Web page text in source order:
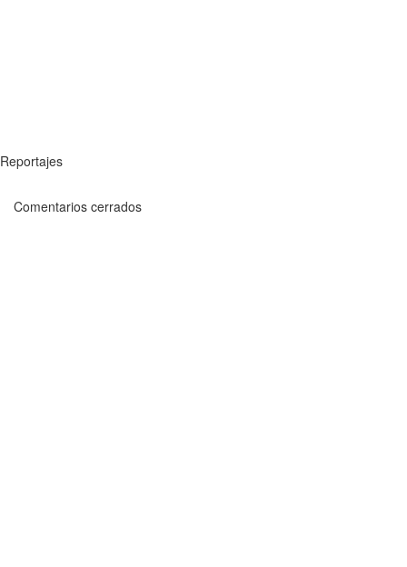
Reportajes
Comentarios cerrados